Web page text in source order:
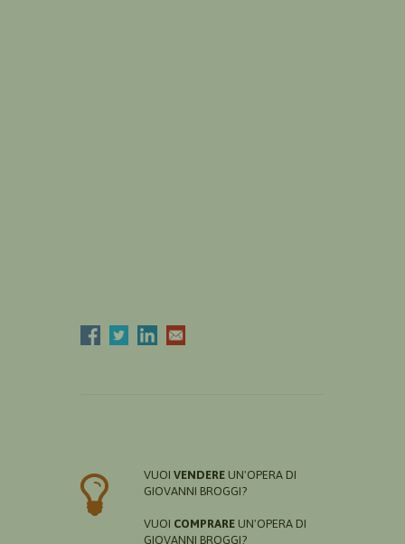
VUOI VENDERE UN'OPERA DI
GIOVANNI BROGGI?
VUOI COMPRARE UN'OPERA DI
GIOVANNI BROGGI?